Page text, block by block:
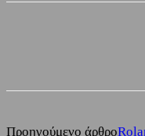
Προηγούμενο άρθρο